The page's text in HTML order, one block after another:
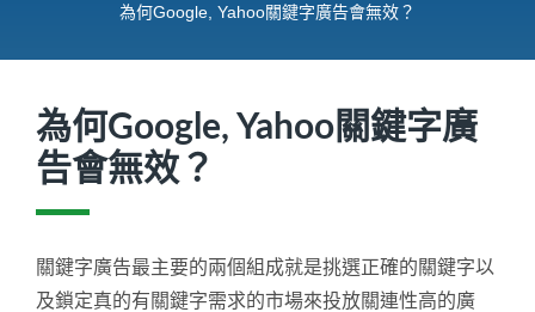
小心使用關鍵字廣告。
為何Google, Yahoo關鍵字廣告會無效？
為何Google, Yahoo關鍵字廣
告會無效？
關鍵字廣告最主要的兩個組成就是挑選正確的關鍵字以
及鎖定真的有關鍵字需求的市場來投放關連性高的廣